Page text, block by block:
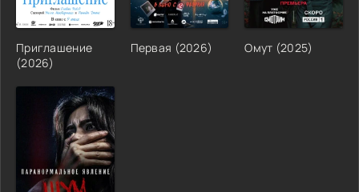
Приглашение
(2026)
Первая (2026) Омут (2025)